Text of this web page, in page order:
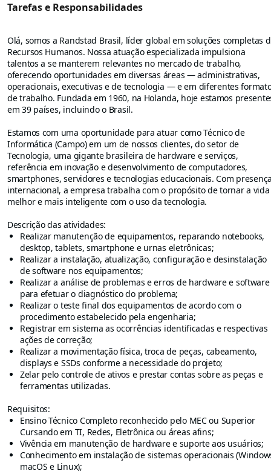
Tarefas e Responsabilidades
Olá, somos a Randstad Brasil, líder global em soluções completas
Recursos Humanos. Nossa atuação especializada impulsiona
talentos a se manterem relevantes no mercado de trabalho,
oferecendo oportunidades em diversas áreas — administrativas,
operacionais, executivas e de tecnologia — e em diferentes
de trabalho. Fundada em 1960, na Holanda, hoje estamos
em 39 países, incluindo o Brasil.
Estamos com uma oportunidade para atuar como Técnico de
Informática (Campo) em um de nossos clientes, do setor de
Tecnologia, uma gigante brasileira de hardware e serviços,
referência em inovação e desenvolvimento de computadores,
smartphones, servidores e tecnologias educacionais. Com
internacional, a empresa trabalha com o propósito de tornar a vida
melhor e mais inteligente com o uso da tecnologia.
Descrição das atividades:
Realizar manutenção de equipamentos, reparando notebooks,
desktop, tablets, smartphone e urnas eletrônicas;
Realizar a instalação, atualização, configuração e desinstalação
de software nos equipamentos;
Realizar a análise de problemas e erros de hardware e software
para efetuar o diagnóstico do problema;
Realizar o teste final dos equipamentos de acordo com o
procedimento estabelecido pela engenharia;
Registrar em sistema as ocorrências identificadas e respectivas
ações de correção;
Realizar a movimentação física, troca de peças, cabeamento,
displays e SSDs conforme a necessidade do projeto;
Zelar pelo controle de ativos e prestar contas sobre as peças e
ferramentas utilizadas.
Requisitos:
Ensino Técnico Completo reconhecido pelo MEC ou Superior
Cursando em TI, Redes, Eletrônica ou áreas afins;
Vivência em manutenção de hardware e suporte aos usuários;
Conhecimento em instalação de sistemas operacionais
macOS e Linux);